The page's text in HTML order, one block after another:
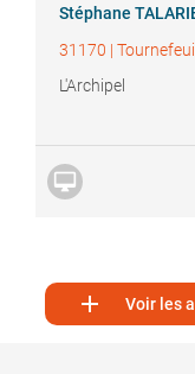
Stéphane
31170 |
L'Archipel

 Voir les